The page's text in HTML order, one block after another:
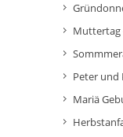
Muttertag
Peter und
Mariä